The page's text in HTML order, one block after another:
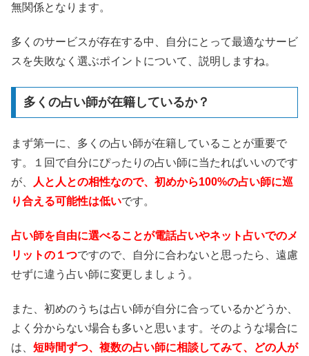
無関係となります。
多くのサービスが存在する中、自分にとって最適なサービ
スを失敗なく選ぶポイントについて、説明しますね。
多くの占い師が在籍しているか？
まず第一に、多くの占い師が在籍していることが重要で
す。１回で自分にぴったりの占い師に当たればいいのです
が、
人と人との相性なので、初めから100%の占い師に巡
り合える可能性は低いです。
占い師を自由に選べることが電話占いやネット占いでのメ
リットの１つですので、自分に合わないと思ったら、遠慮
せずに違う占い師に変更しましょう。
また、初めのうちは占い師が自分に合っているかどうか、
よく分からない場合も多いと思います。そのような場合に
は、 短時間ずつ、複数の占い師に相談してみて、どの人が